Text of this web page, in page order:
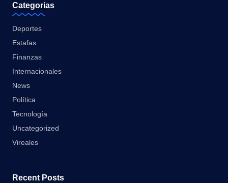
Categorias
Deportes
Estafas
Finanzas
Internacionales
News
Política
Tecnología
Uncategorized
Vireales
Recent Posts